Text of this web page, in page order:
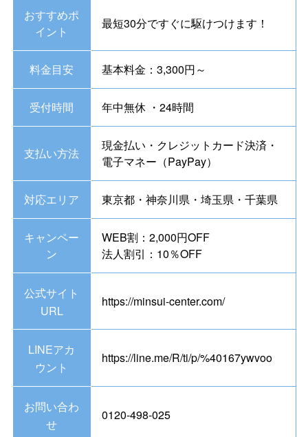
おすすめポ
イント
最短30分ですぐに駆けつけます！
料金目安 基本料金：3,300円～
受付時間 年中無休 ・24時間
支払い方法
現金払い・クレジットカード決済・
電子マネー（PayPay）
対応エリア 東京都・神奈川県・埼玉県・千葉県
キャンペー
ン
WEB割：2,000円OFF
法人割引：10％OFF
公式サイト
URL
https://minsui-center.com/
LINEアカ
ウント
https://line.me/R/ti/p/%40167ywvoo
お問い合わ
せ
0120-498-025